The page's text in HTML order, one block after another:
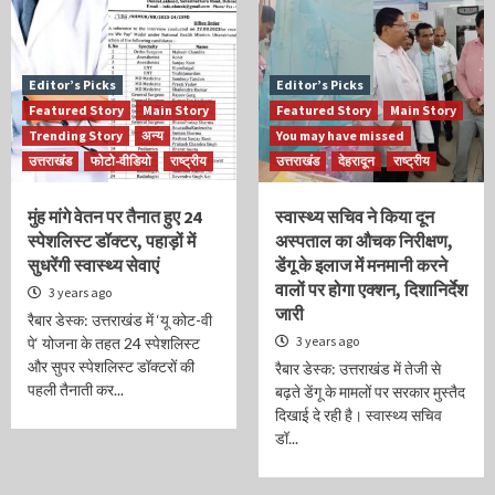
Editor’s Picks
Featured Story
Main Story
Trending Story
अन्य
उत्तराखंड
फोटो-वीडियो राष्ट्रीय
मुंह मांगे वेतन पर तैनात हुए 24
स्पेशलिस्ट डॉक्टर, पहाड़ों में
सुधरेंगी स्वास्थ्य सेवाएं
3 years ago
रैबार डेस्क: उत्तराखंड में ‘यू कोट-वी
पे‘ योजना के तहत 24 स्पेशलिस्ट
और सुपर स्पेशलिस्ट डॉक्टरों की
पहली तैनाती कर...
Editor’s Picks
Featured Story
Main Story
You may have missed
उत्तराखंड
देहरादून राष्ट्रीय
स्वास्थ्य सचिव ने किया दून
अस्पताल का औचक निरीक्षण,
डेंगू के इलाज में मनमानी करने
वालों पर होगा एक्शन, दिशानिर्देश
जारी
3 years ago
रैबार डेस्क: उत्तराखंड में तेजी से
बढ़ते डेंगू के मामलों पर सरकार मुस्तैद
दिखाई दे रही है। स्वास्थ्य सचिव
डॉ...